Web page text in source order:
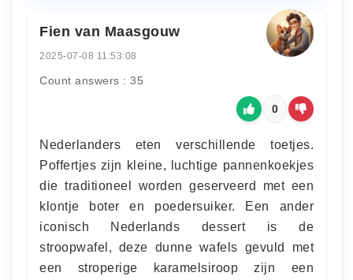
Fien van Maasgouw
2025-07-08 11:53:08
Count answers : 35
0
Nederlanders eten verschillende toetjes.
Poffertjes zijn kleine, luchtige pannenkoekjes
die traditioneel worden geserveerd met een
klontje boter en poedersuiker. Een ander
iconisch Nederlands dessert is de
stroopwafel, deze dunne wafels gevuld met
een stroperige karamelsiroop zijn een